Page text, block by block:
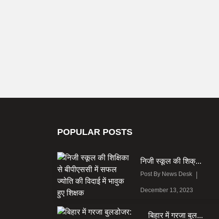
POPULAR POSTS
निजी स्कूल की शिक्...
Post By News Desk
December 13, 2023
बिहार में गरजा बुल...